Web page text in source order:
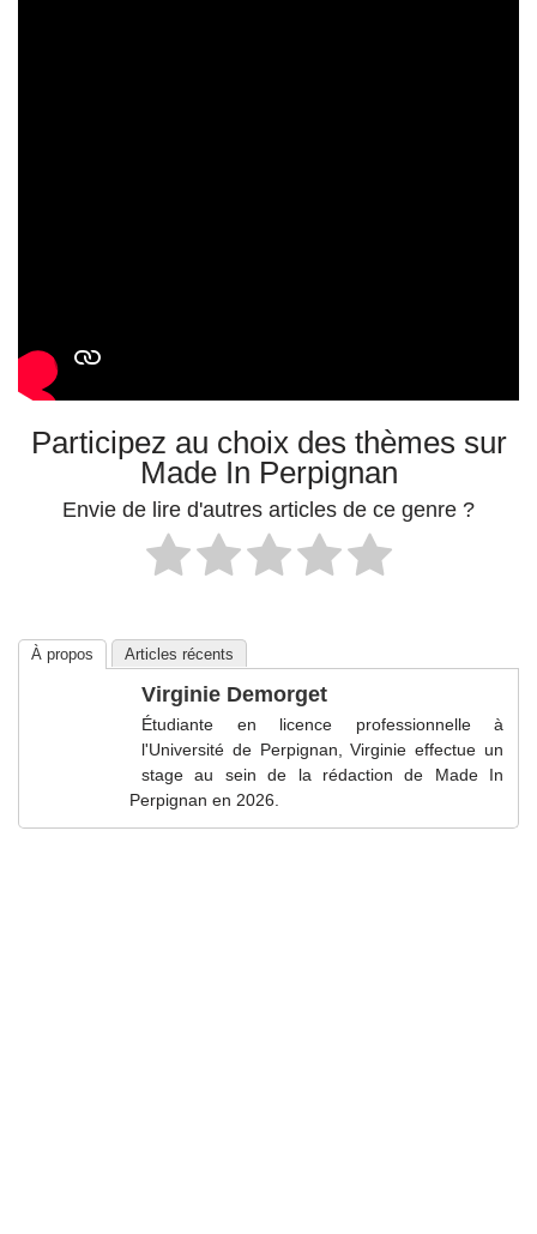
Participez au choix des thèmes sur
Made In Perpignan
Envie de lire d'autres articles de ce genre ?
À propos Articles récents
Virginie Demorget
Étudiante en licence professionnelle à
l'Université de Perpignan, Virginie effectue un
stage au sein de la rédaction de Made In
Perpignan en 2026.